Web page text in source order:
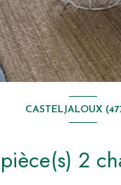
CASTELJALOUX